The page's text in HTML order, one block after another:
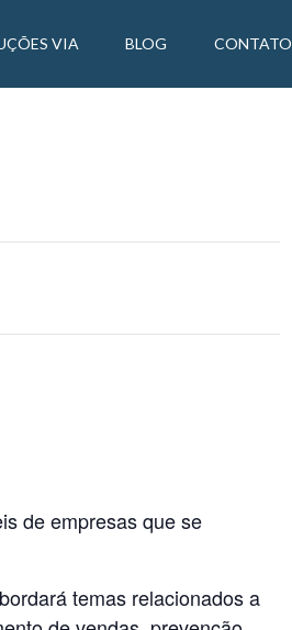
VIA BLOG CONTATO
de empresas que se
temas relacionados a